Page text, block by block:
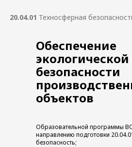
20.04.01 Техносферная
Обеспечение
экологической
безопасности
объектов
Образовательной программы
направлению подготовки
безопасность;